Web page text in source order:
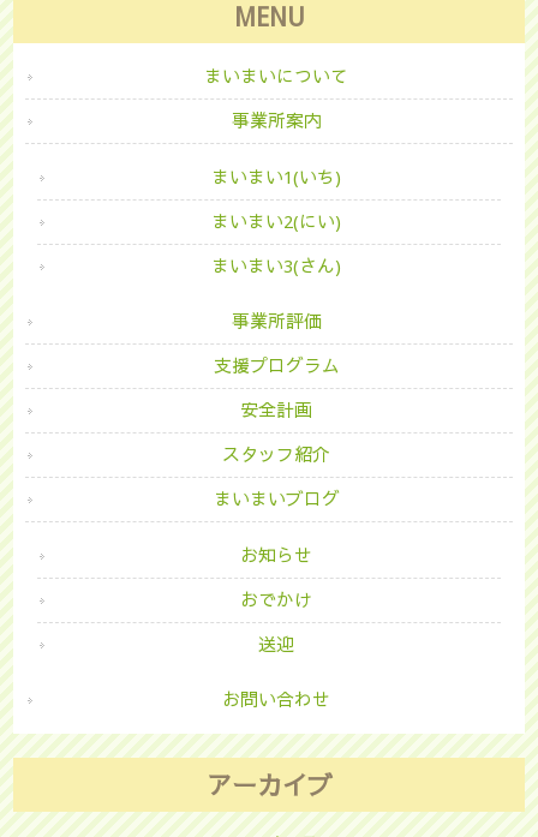
MENU
まいまいについて
事業所案内
まいまい1(いち)
まいまい2(にい)
まいまい3(さん)
事業所評価
支援プログラム
安全計画
スタッフ紹介
まいまいブログ
お知らせ
おでかけ
送迎
お問い合わせ
アーカイブ